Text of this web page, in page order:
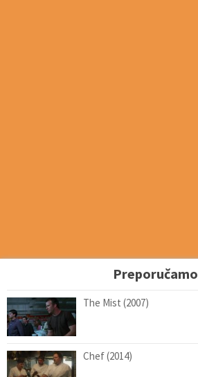
Preporučamo
The Mist (2007)
Chef (2014)